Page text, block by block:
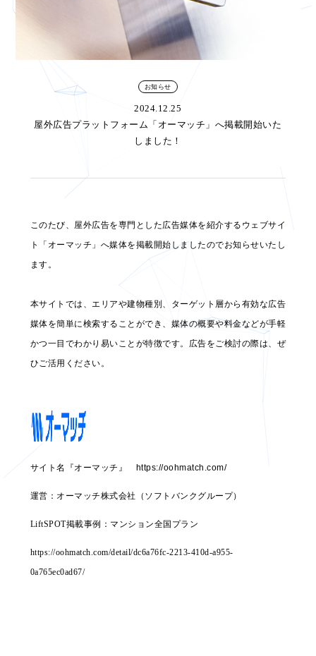
お知らせ
2024.12.25
屋外広告プラットフォーム「オーマッチ」へ掲載開始いた
しました！
このたび、屋外広告を専門とした広告媒体を紹介するウェブサイ
ト「オーマッチ」へ媒体を掲載開始しましたのでお知らせいたし
ます。
本サイトでは、エリアや建物種別、ターゲット層から有効な広告
媒体を簡単に検索することができ、媒体の概要や料金などが手軽
かつ一目でわかり易いことが特徴です。
広告をご検討の際は、ぜ
ひご活用ください。
サイト名『オーマッチ』 https://oohmatch.com/
運営：オーマッチ株式会社（ソフトバンクグループ）
LiftSPOT掲載事例：マンション全国プラン
https://oohmatch.com/detail/dc6a76fc-2213-410d-a955-
0a765ec0ad67/